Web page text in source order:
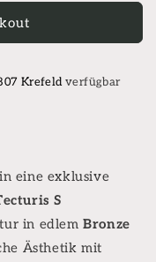
Krefeldverfügbar
eine exklusive
S
in edlemBronze
Ästhetik mit